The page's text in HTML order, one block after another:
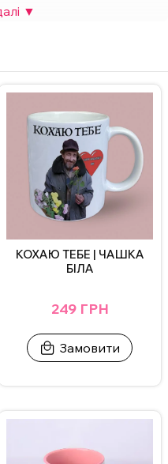
свята або особливої події.
Для замовлення чашки з
не рекомендується мити
у мікрохвильовці.
Інстаграм.
КОХАЮ ТЕБЕ | ЧАШКА
БІЛА
249 ГРН
Замовити